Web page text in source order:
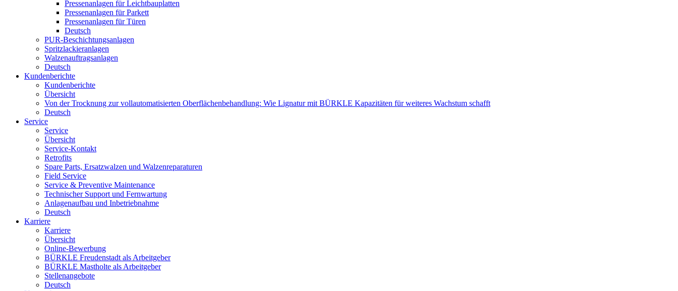
Pressenanlagen für Leichtbauplatten
Pressenanlagen für Parkett
Pressenanlagen für Türen
Deutsch
PUR-Beschichtungsanlagen
Spritzlackieranlagen
Walzenauftragsanlagen
Deutsch
Kundenberichte
Kundenberichte
Übersicht
Von der Trocknung zur vollautomatisierten Oberflächenbehandlung: Wie Lignatur mit BÜRKLE Kapazitäten für weiteres Wachstum schafft
Deutsch
Service
Service
Übersicht
Service-Kontakt
Retrofits
Spare Parts, Ersatzwalzen und Walzenreparaturen
Field Service
Service & Preventive Maintenance
Technischer Support und Fernwartung
Anlagenaufbau und Inbetriebnahme
Deutsch
Karriere
Karriere
Übersicht
Online-Bewerbung
BÜRKLE Freudenstadt als Arbeitgeber
BÜRKLE Mastholte als Arbeitgeber
Stellenangebote
Deutsch